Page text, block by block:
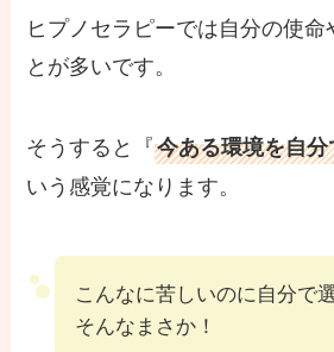
ヒプノセラピーでは自分の使命
とが多いです。
そうすると『今ある環境を自
いう感覚になります。
こんなに苦しいのに自分で
そんなまさか！